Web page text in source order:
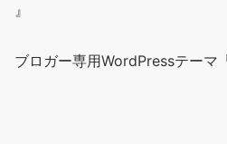
』
ブロガー専用WordPressテーマ